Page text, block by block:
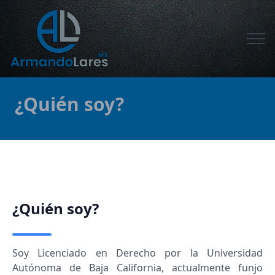
¿Quién soy?
¿Quién soy?
Soy Licenciado en Derecho por la Universidad
Autónoma de Baja California, actualmente funjo